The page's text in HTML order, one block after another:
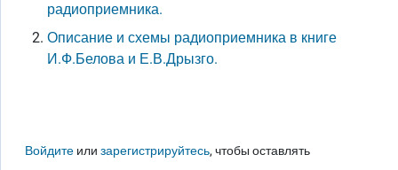
радиоприемника.
Описание и схемы радиоприемника в книге
И.Ф.Белова и Е.В.Дрызго.
Войдите илизарегистрируйтесь, чтобы оставлять